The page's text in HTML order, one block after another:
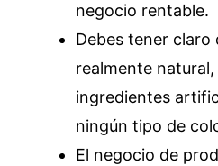
negocio rentable.
Debes tener claro
realmente
ingredientes
ningún tipo de
El negocio de